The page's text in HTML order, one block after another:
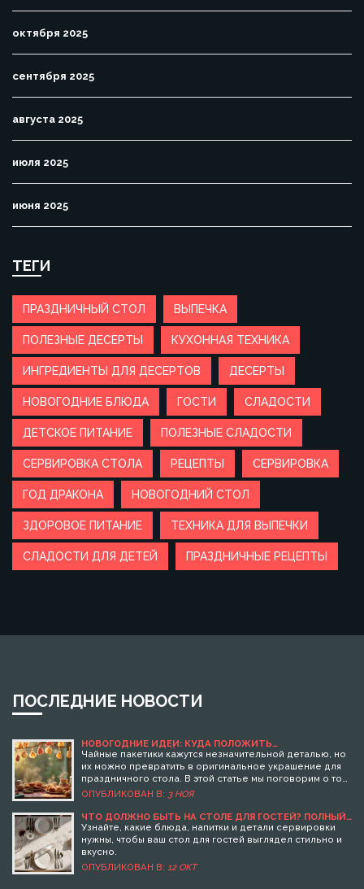
октября 2025
сентября 2025
августа 2025
июля 2025
июня 2025
ТЕГИ
ПРАЗДНИЧНЫЙ СТОЛ ВЫПЕЧКА
ПОЛЕЗНЫЕ ДЕСЕРТЫ КУХОННАЯ ТЕХНИКА
ИНГРЕДИЕНТЫ ДЛЯ ДЕСЕРТОВ ДЕСЕРТЫ
НОВОГОДНИЕ БЛЮДА ГОСТИ СЛАДОСТИ
ДЕТСКОЕ ПИТАНИЕ ПОЛЕЗНЫЕ СЛАДОСТИ
СЕРВИРОВКА СТОЛА РЕЦЕПТЫ СЕРВИРОВКА
ГОД ДРАКОНА НОВОГОДНИЙ СТОЛ
ЗДОРОВОЕ ПИТАНИЕ ТЕХНИКА ДЛЯ ВЫПЕЧКИ
СЛАДОСТИ ДЛЯ ДЕТЕЙ ПРАЗДНИЧНЫЕ РЕЦЕПТЫ
ПОСЛЕДНИЕ НОВОСТИ
НОВОГОДНИЕ ИДЕИ: КУДА ПОЛОЖИТЬ
ИСПОЛЬЗОВАННЫЙ ПАКЕТИК ОТ ЧАЯ
Чайные пакетики кажутся незначительной деталью, но
их можно превратить в оригинальное украшение для
праздничного стола. В этой статье мы поговорим о том,
как дать вторую жизнь использованным чайным
вашего стола. Вы узнаете о некоторых креативных
способах использования чайных пакетиков, которые
дополнят праздничное настроение. Важно подходить
к делу творчески, и тогда ваш стол станет еще более
уютным и атмосферным.
ОПУБЛИКОВАН В: 3 НОЯ
ЧТО ДОЛЖНО БЫТЬ НА СТОЛЕ ДЛЯ ГОСТЕЙ? ПОЛНЫЙ
ГИД ПО СЕРВИРОВКЕ
Узнайте, какие блюда, напитки и детали сервировки
нужны, чтобы ваш стол для гостей выглядел стильно и
вкусно.
ОПУБЛИКОВАН В: 12 ОКТ